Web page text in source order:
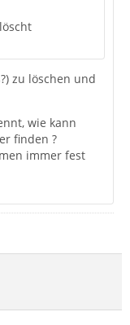
zu löschen und
wie kann
finden ?
immer fest